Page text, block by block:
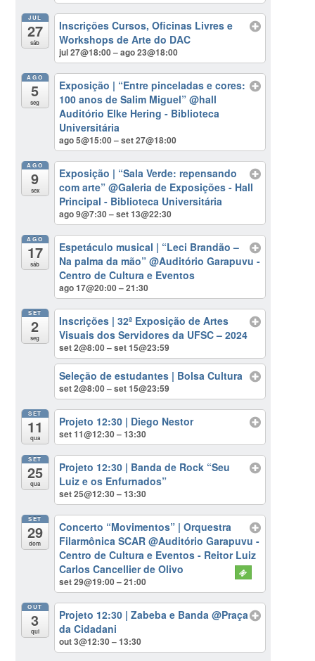
JUL
27
sáb
Inscrições Cursos, Oficinas Livres e
Workshops de Arte do DAC
jul 27@18:00 – ago 23@18:00
AGO
5
seg
Exposição | “Entre pinceladas e cores:
100 anos de Salim Miguel”@hall
Auditório Elke Hering - Biblioteca
Universitária
ago 5@15:00 – set 27@18:00
AGO
9
sex
Exposição | “Sala Verde: repensando
com arte”@Galeria de Exposições - Hall
Principal - Biblioteca Universitária
ago 9@7:30 – set 13@22:30
AGO
17
sáb
Espetáculo musical | “Leci Brandão –
Na palma da mão”@Auditório Garapuvu -
Centro de Cultura e Eventos
ago 17@20:00 – 21:30
SET
2
seg
Inscrições | 32ª Exposição de Artes
Visuais dos Servidores da UFSC – 2024
set 2@8:00 – set 15@23:59
Seleção de estudantes | Bolsa Cultura
set 2@8:00 – set 15@23:59
SET
11
qua
Projeto 12:30 | Diego Nestor
set 11@12:30 – 13:30
SET
25
qua
Projeto 12:30 | Banda de Rock “Seu
Luiz e os Enfurnados”
set 25@12:30 – 13:30
SET
29
dom
Concerto “Movimentos” | Orquestra
Filarmônica SCAR@Auditório Garapuvu -
Centro de Cultura e Eventos - Reitor Luiz
Carlos Cancellier de Olivo
set 29@19:00 – 21:00
OUT
3
qui
Projeto 12:30 | Zabeba e Banda@Praça
da Cidadani
out 3@12:30 – 13:30